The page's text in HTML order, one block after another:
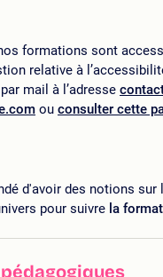
formations sont
relative à
mail à l’adresse
ou consulter cette
d'avoir des notions
pour suivre la